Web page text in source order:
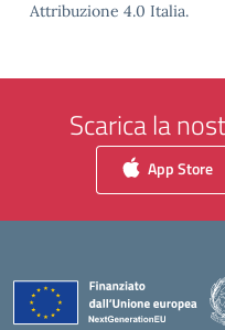
Attribuzione 4.0 Italia.
Scarica la
App Store